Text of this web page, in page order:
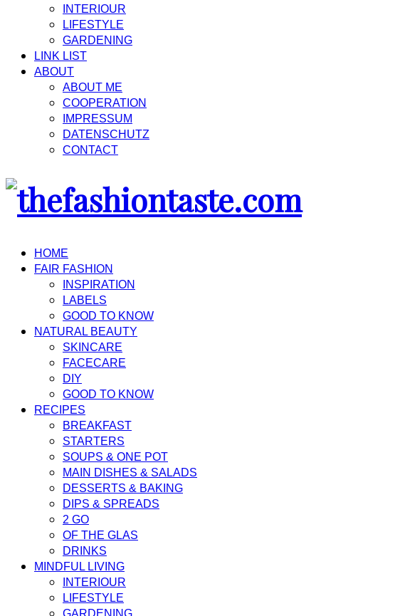
INTERIOUR
LIFESTYLE
GARDENING
LINK LIST
ABOUT
ABOUT ME
COOPERATION
IMPRESSUM
DATENSCHUTZ
CONTACT
HOME
FAIR FASHION
INSPIRATION
LABELS
GOOD TO KNOW
NATURAL BEAUTY
SKINCARE
FACECARE
DIY
GOOD TO KNOW
RECIPES
BREAKFAST
STARTERS
SOUPS & ONE POT
MAIN DISHES & SALADS
DESSERTS & BAKING
DIPS & SPREADS
2 GO
OF THE GLAS
DRINKS
MINDFUL LIVING
INTERIOUR
LIFESTYLE
GARDENING